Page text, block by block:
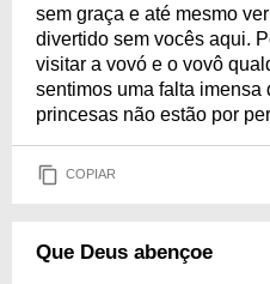
sem graça e até mesmo
divertido sem vocês aqui.
visitar a vovó e o vovô
sentimos uma falta imensa
princesas não estão por
COPIAR
Que Deus abençoe